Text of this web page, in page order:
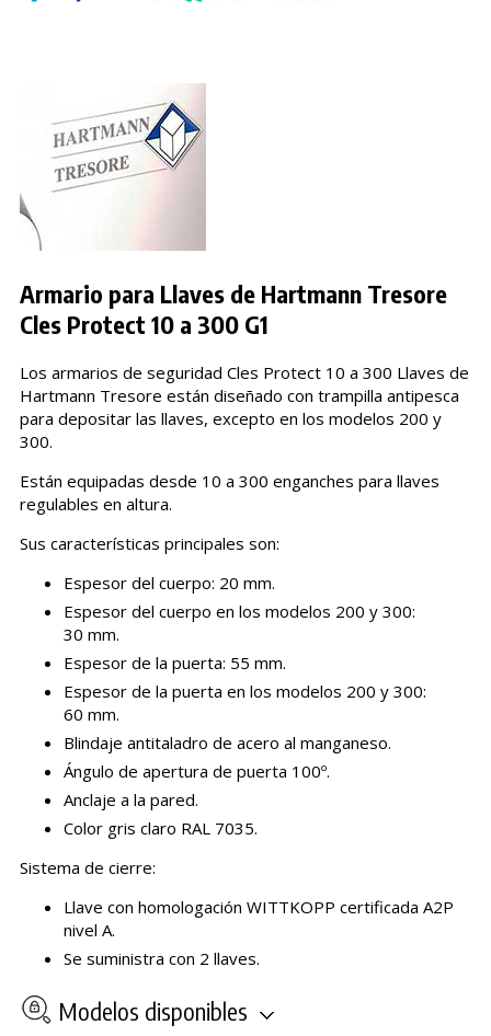
Armario para Llaves de Hartmann Tresore
Cles Protect 10 a 300 G1
Los armarios de seguridad Cles Protect 10 a 300 Llaves de
Hartmann Tresore están diseñado con trampilla antipesca
para depositar las llaves, excepto en los modelos 200 y
300.
Están equipadas desde 10 a 300 enganches para llaves
regulables en altura.
Sus características principales son:
Espesor del cuerpo: 20 mm.
Espesor del cuerpo en los modelos 200 y 300:
30 mm.
Espesor de la puerta: 55 mm.
Espesor de la puerta en los modelos 200 y 300:
60 mm.
Blindaje antitaladro de acero al manganeso.
Ángulo de apertura de puerta 100º.
Anclaje a la pared.
Color gris claro RAL 7035.
Sistema de cierre:
Llave con homologación WITTKOPP certificada A2P
nivel A.
Se suministra con 2 llaves.
Modelos disponibles